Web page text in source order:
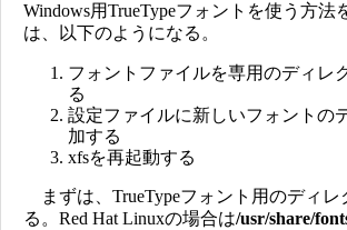
Windows用TrueTypeフォントを使う方法
は、以下のようになる。
フォントファイルを専用のディレ
る
設定ファイルに新しいフォントの
加する
xfsを再起動する
まずは、TrueTypeフォント用のディレ
る。Red Hat Linuxの場合は/usr/share/